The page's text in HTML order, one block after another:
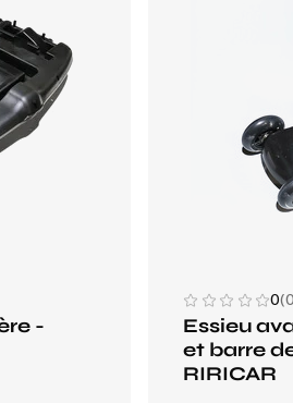
-
0
Essieu
et barre
RIRICAR